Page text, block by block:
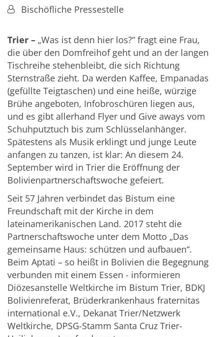
Von:Bischöfliche Pressestelle
Trier – „Was ist denn hier los?“ fragt eine Frau,
die über den Domfreihof geht und an der langen
Tischreihe stehenbleibt, die sich Richtung
Sternstraße zieht. Da werden Kaffee, Empanadas
(gefüllte Teigtaschen) und eine heiße, würzige
Brühe angeboten, Infobroschüren liegen aus,
und es gibt allerhand Flyer und Give aways vom
Schuhputztuch bis zum Schlüsselanhänger.
Spätestens als Musik erklingt und junge Leute
anfangen zu tanzen, ist klar: An diesem 24.
September wird in Trier die Eröffnung der
Bolivienpartnerschaftswoche gefeiert.
Seit 57 Jahren verbindet das Bistum eine
Freundschaft mit der Kirche in dem
lateinamerikanischen Land. 2017 steht die
Partnerschaftswoche unter dem Motto „Das
gemeinsame Haus: schützen und aufbauen“.
Beim Aptati – so heißt in Bolivien die Begegnung
verbunden mit einem Essen - informieren
Diözesanstelle Weltkirche im Bistum Trier, BDKJ
Bolivienreferat, Brüderkrankenhaus fraternitas
international e.V., Dekanat Trier/Netzwerk
Weltkirche, DPSG-Stamm Santa Cruz Trier-